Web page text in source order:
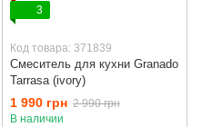
3
Код товара: 371839
Смеситель для кухни Granado
Tarrasa (ivory)
1 990 грн 2 990 грн
В наличии